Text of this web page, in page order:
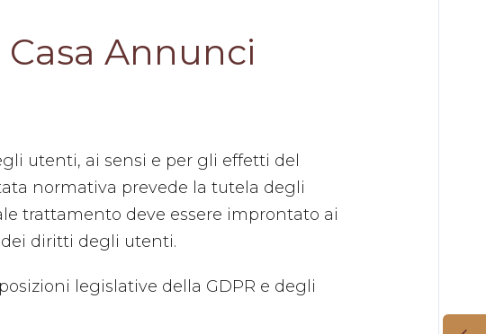
Annunci
utenti, ai sensi e per gli effetti del
normativa prevede la tutela degli
trattamento deve essere improntato ai
dei diritti degli utenti.
legislative della GDPR e degli